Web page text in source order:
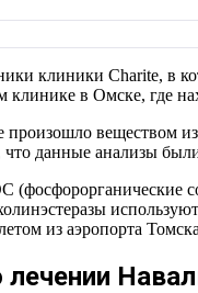
клиники Charite, в
клинике в Омске, где
веществом
данные анализы
(фосфорорганические
из аэропорта